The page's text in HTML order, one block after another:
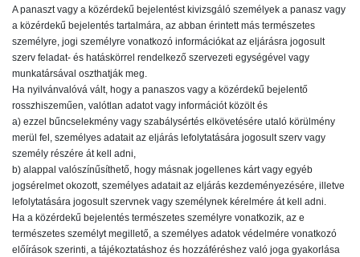
A panaszt vagy a közérdekű bejelentést kivizsgáló személyek a panasz vagy
a közérdekű bejelentés tartalmára, az abban érintett más természetes
személyre, jogi személyre vonatkozó információkat az eljárásra jogosult
szerv feladat- és hatáskörrel rendelkező szervezeti egységével vagy
munkatársával oszthatják meg.
Ha nyilvánvalóvá vált, hogy a panaszos vagy a közérdekű bejelentő
rosszhiszeműen, valótlan adatot vagy információt közölt és
a) ezzel bűncselekmény vagy szabálysértés elkövetésére utaló körülmény
merül fel, személyes adatait az eljárás lefolytatására jogosult szerv vagy
személy részére át kell adni,
b) alappal valószínűsíthető, hogy másnak jogellenes kárt vagy egyéb
jogsérelmet okozott, személyes adatait az eljárás kezdeményezésére, illetve
lefolytatására jogosult szervnek vagy személynek kérelmére át kell adni.
Ha a közérdekű bejelentés természetes személyre vonatkozik, az e
természetes személyt megillető, a személyes adatok védelmére vonatkozó
előírások szerinti, a tájékoztatáshoz és hozzáféréshez való joga gyakorlása